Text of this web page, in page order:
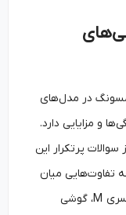
در مدل‌های
دارد.
پرتکرار این
میان
گوشی سامسونگ سری A، گوشی سامسونگ سری M، گوشی